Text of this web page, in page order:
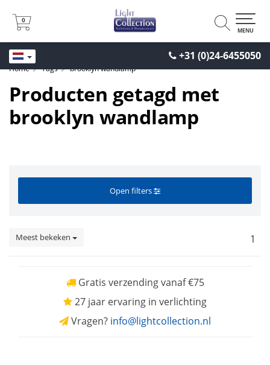
+31 (0)24-6455050
0
0
MENU
Home Tags brooklyn wandlamp
Producten getagd met
brooklyn wandlamp
Open filters
Meest bekeken 1
Gratis verzending vanaf €75
27 jaar ervaring in verlichting
Vragen? info@lightcollection.nl